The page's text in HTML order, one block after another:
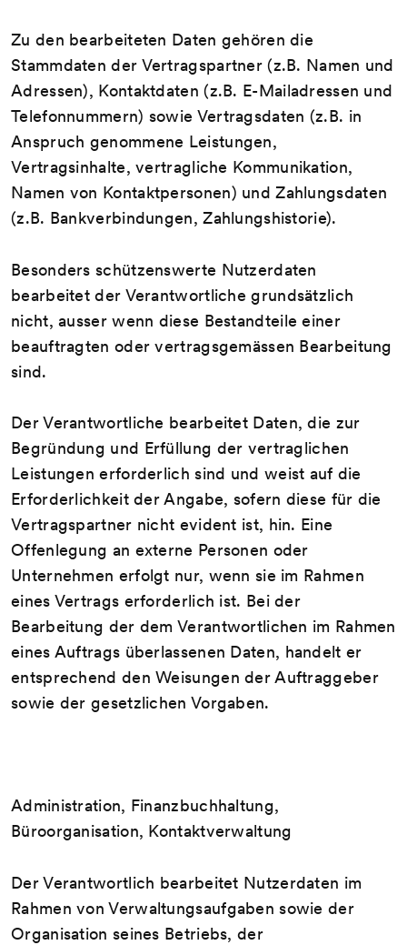
Zu den bearbeiteten Daten gehören die
Stammdaten der Vertragspartner (z.B. Namen und
Adressen), Kontaktdaten (z.B. E-Mailadressen und
Telefonnummern) sowie Vertragsdaten (z.B. in
Anspruch genommene Leistungen,
Vertragsinhalte, vertragliche Kommunikation,
Namen von Kontaktpersonen) und Zahlungsdaten
(z.B. Bankverbindungen, Zahlungshistorie).
Besonders schützenswerte Nutzerdaten
bearbeitet der Verantwortliche grundsätzlich
nicht, ausser wenn diese Bestandteile einer
beauftragten oder vertragsgemässen Bearbeitung
sind.
Der Verantwortliche bearbeitet Daten, die zur
Begründung und Erfüllung der vertraglichen
Leistungen erforderlich sind und weist auf die
Erforderlichkeit der Angabe, sofern diese für die
Vertragspartner nicht evident ist, hin. Eine
Offenlegung an externe Personen oder
Unternehmen erfolgt nur, wenn sie im Rahmen
eines Vertrags erforderlich ist. Bei der
Bearbeitung der dem Verantwortlichen im Rahmen
eines Auftrags überlassenen Daten, handelt er
entsprechend den Weisungen der Auftraggeber
sowie der gesetzlichen Vorgaben.
Administration, Finanzbuchhaltung,
Büroorganisation, Kontaktverwaltung
Der Verantwortlich bearbeitet Nutzerdaten im
Rahmen von Verwaltungsaufgaben sowie der
Organisation seines Betriebs, der